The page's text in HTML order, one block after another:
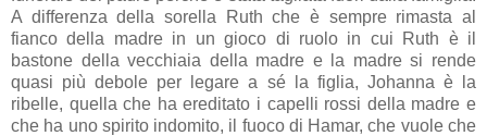
A differenza della sorella Ruth che è sempre rimasta al
fianco della madre in un gioco di ruolo in cui Ruth è il
bastone della vecchiaia della madre e la madre si rende
quasi più debole per legare a sé la figlia, Johanna è la
ribelle, quella che ha ereditato i capelli rossi della madre e
che ha uno spirito indomito, il fuoco di Hamar, che vuole che